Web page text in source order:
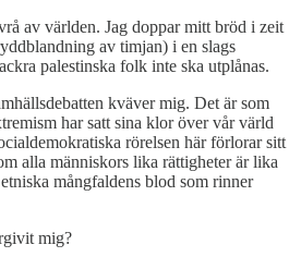
av världen. Jag doppar mitt bröd i zeit
av timjan) i en slags
palestinska folk inte ska utplånas.
kväver mig. Det är som
har satt sina klor över vår värld
rörelsen här förlorar sitt
alla människors lika rättigheter är lika
mångfaldens blod som rinner
mig?